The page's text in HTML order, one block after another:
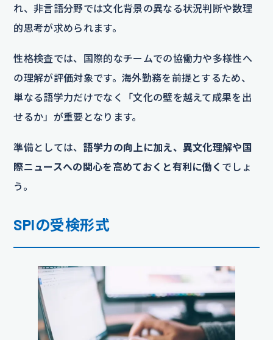
れ、非言語分野では文化背景の異なる状況判断や数理
的思考が求められます。
性格検査では、国際的なチームでの協働力や多様性へ
の理解が評価対象です。海外勤務を前提とするため、
単なる語学力だけでなく「文化の壁を越えて成果を出
せるか」が重要となります。
準備としては、 語学力の向上に加え、異文化理解や国
際ニュースへの関心を高めておくと有利に働く でしょ
う。
SPIの受検形式